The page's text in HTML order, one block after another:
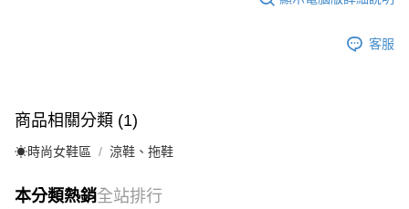
客服
商品相關分類 (1)
☀︎時尚女鞋區 涼鞋、拖鞋
本分類熱銷全站排行